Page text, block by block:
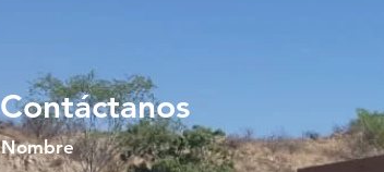
Contáctanos
Nombre